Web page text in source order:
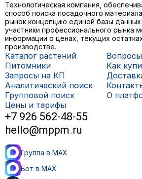
Технологическая компания,
способ поиска посадочного
рынок концепцию единой базы данных
участники профессионального рынка
информации о ценах, текущих
производстве.
Каталог растений
Питомники
Запросы на КП
Аналитический поиск
Групповой поиск
Цены и тарифы
Как
О
+7 926 562-48-55
hello@mppm.ru
Группа в MAX
Бот в MAX